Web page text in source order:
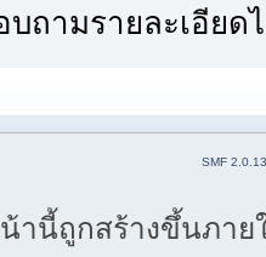
ถามรายละเอียด
SMF 2.0.13
านี้ถูกสร้างขึ้นภาย